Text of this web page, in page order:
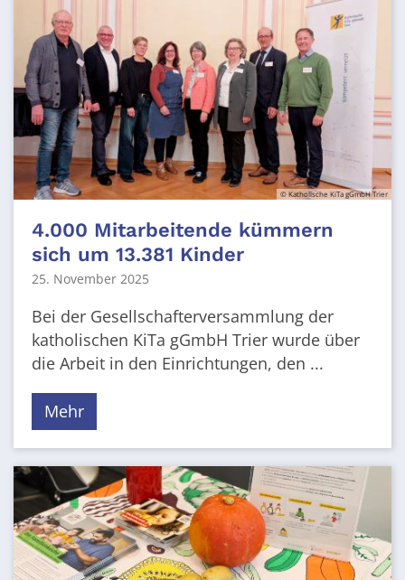
© Katholische KiTa gGmbH Trier
4.000 Mitarbeitende kümmern
sich um 13.381 Kinder
25. November 2025
Bei der Gesellschafterversammlung der
katholischen KiTa gGmbH Trier wurde über
die Arbeit in den Einrichtungen, den ...
Mehr